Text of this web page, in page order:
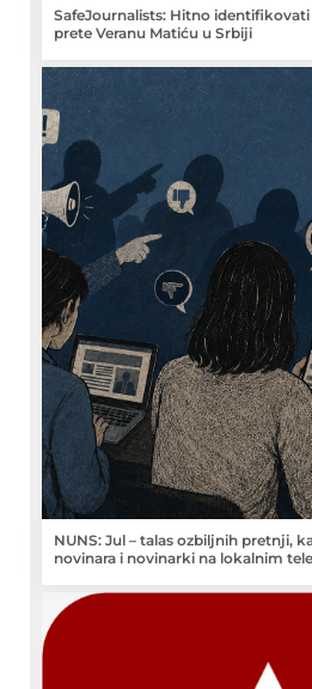
SafeJournalists: Hitno
prete Veranu Matiću u Srbiji
NUNS: Jul – talas ozbiljnih pretnji,
novinara i novinarki na lokalnim